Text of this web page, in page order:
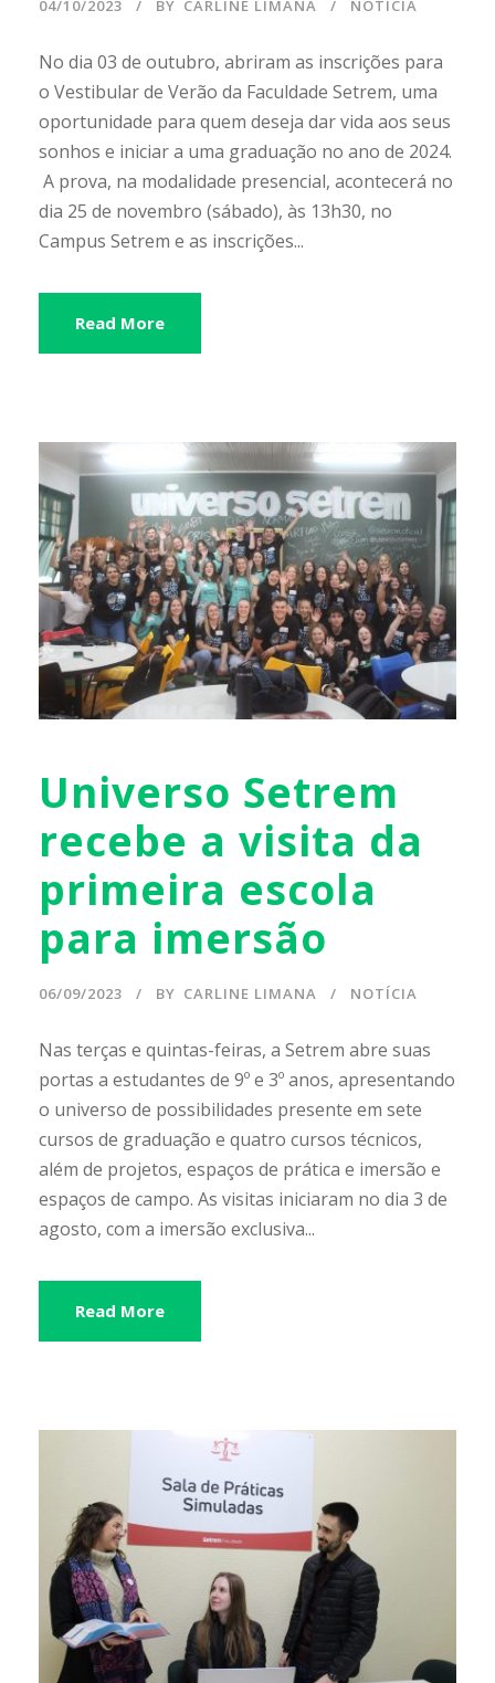
04/10/2023 BY CARLINE LIMANA NOTÍCIA
No dia 03 de outubro, abriram as inscrições para
o Vestibular de Verão da Faculdade Setrem, uma
oportunidade para quem deseja dar vida aos seus
sonhos e iniciar a uma graduação no ano de 2024.
A prova, na modalidade presencial, acontecerá no
dia 25 de novembro (sábado), às 13h30, no
Campus Setrem e as inscrições...
Read More
Universo Setrem
recebe a visita da
primeira escola
para imersão
06/09/2023 BY CARLINE LIMANA NOTÍCIA
Nas terças e quintas-feiras, a Setrem abre suas
portas a estudantes de 9º e 3º anos, apresentando
o universo de possibilidades presente em sete
cursos de graduação e quatro cursos técnicos,
além de projetos, espaços de prática e imersão e
espaços de campo. As visitas iniciaram no dia 3 de
agosto, com a imersão exclusiva...
Read More